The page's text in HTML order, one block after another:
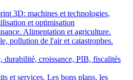
3D: machines et technologies,
et optimisation
Alimentation et agriculture.
pollution de l'air et catastrophes.
durabilité, croissance, PIB, fiscalités
et services. Les bons plans, les